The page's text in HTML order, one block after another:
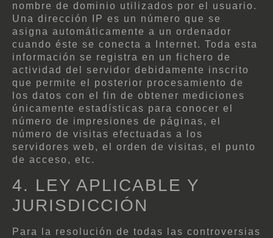
nombre de dominio utilizados por el usuario.
Una dirección IP es un número que se
asigna automáticamente a un ordenador
cuando éste se conecta a Internet. Toda esta
información se registra en un fichero de
actividad del servidor debidamente inscrito
que permite el posterior procesamiento de
los datos con el fin de obtener mediciones
únicamente estadísticas para conocer el
número de impresiones de páginas, el
número de visitas efectuadas a los
servidores web, el orden de visitas, el punto
de acceso, etc.
4. LEY APLICABLE Y
JURISDICCIÓN
Para la resolución de todas las controversias